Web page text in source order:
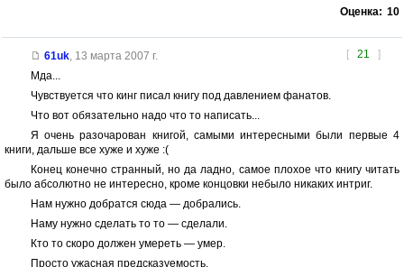
Оценка: 10
[ 21 ]
61uk, 13 марта 2007 г.
Мда...
Чувствуется что кинг писал книгу под давлением фанатов.
Что вот обязательно надо что то написать...
Я очень разочарован книгой, самыми интересными были первые 4
книги, дальше все хуже и хуже :(
Конец конечно странный, но да ладно, самое плохое что книгу читать
было абсолютно не интересно, кроме концовки небыло никаких интриг.
Нам нужно добратся сюда — добрались.
Наму нужно сделать то то — сделали.
Кто то скоро должен умереть — умер.
Просто ужасная предсказуемость.